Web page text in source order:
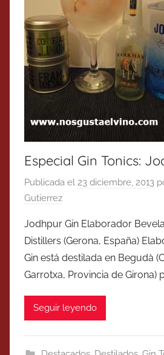
Especial Gin Tonics:
Publicada el 23 diciembre, 2013
Gutierrez
Jodhpur Gin Elaborador
Distillers (Gerona, España)
Gin está destilada en Begudà
Garrotxa, Provincia de Girona)
Seguir leyendo